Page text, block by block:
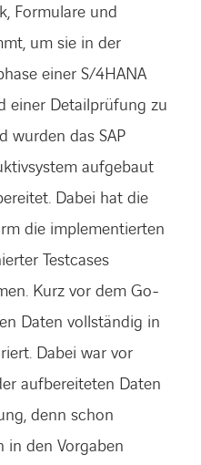
Formulare und
um sie in der
einer S/4HANA
einer Detailprüfung zu
wurden das SAP
aufgebaut
Dabei hat die
die implementierten
Testcases
Kurz vor dem Go-
Daten vollständig in
Dabei war vor
aufbereiteten Daten
denn schon
in den Vorgaben